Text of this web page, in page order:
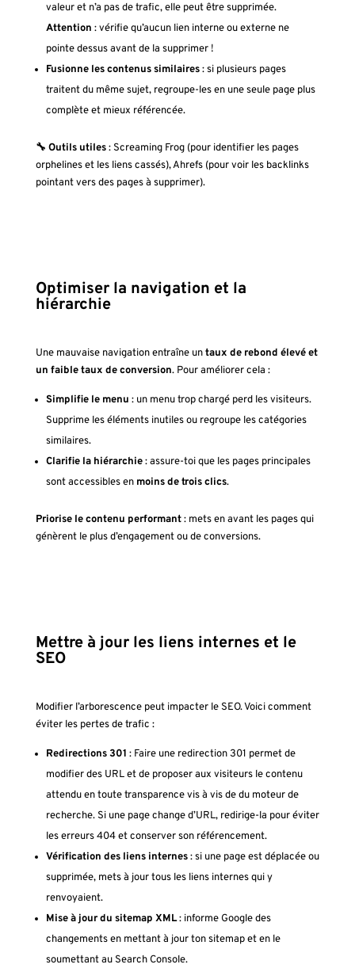
valeur et n’a pas de trafic, elle peut être supprimée.
Attention : vérifie qu’aucun lien interne ou externe ne
pointe dessus avant de la supprimer !
Fusionne les contenus similaires: si plusieurs pages
traitent du même sujet, regroupe-les en une seule page plus
complète et mieux référencée.
🔧 Outils utiles: Screaming Frog (pour identifier les pages
orphelines et les liens cassés), Ahrefs (pour voir les backlinks
pointant vers des pages à supprimer).
Optimiser la navigation et la
hiérarchie
Une mauvaise navigation entraîne untaux de rebond élevé et
un faible taux de conversion. Pour améliorer cela :
Simplifie le menu : un menu trop chargé perd les visiteurs.
Supprime les éléments inutiles ou regroupe les catégories
similaires.
Clarifie la hiérarchie: assure-toi que les pages principales
sont accessibles en moins de trois clics.
Priorise le contenu performant: mets en avant les pages qui
génèrent le plus d’engagement ou de conversions.
Mettre à jour les liens internes et le
SEO
Modifier l’arborescence peut impacter le SEO. Voici comment
éviter les pertes de trafic :
Redirections 301 : Faire une redirection 301 permet de
modifier des URL et de proposer aux visiteurs le contenu
attendu en toute transparence vis à vis de du moteur de
recherche. Si une page change d’URL, redirige-la pour éviter
les erreurs 404 et conserver son référencement.
Vérification des liens internes: si une page est déplacée ou
supprimée, mets à jour tous les liens internes qui y
renvoyaient.
Mise à jour du sitemap XML: informe Google des
changements en mettant à jour ton sitemap et en le
soumettant au Search Console.